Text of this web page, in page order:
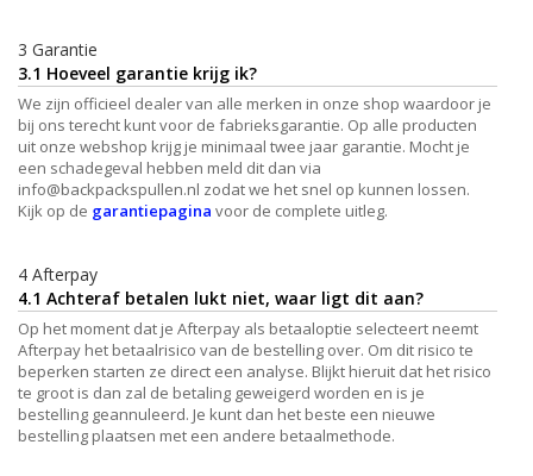
3 Garantie
3.1 Hoeveel garantie krijg ik?
We zijn officieel dealer van alle merken in onze shop waardoor je
bij ons terecht kunt voor de fabrieksgarantie. Op alle producten
uit onze webshop krijg je minimaal twee jaar garantie. Mocht je
een schadegeval hebben meld dit dan via
info@backpackspullen.nl zodat we het snel op kunnen lossen.
Kijk op de garantiepagina voor de complete uitleg.
4 Afterpay
4.1 Achteraf betalen lukt niet, waar ligt dit aan?
Op het moment dat je Afterpay als betaaloptie selecteert neemt
Afterpay het betaalrisico van de bestelling over. Om dit risico te
beperken starten ze direct een analyse. Blijkt hieruit dat het risico
te groot is dan zal de betaling geweigerd worden en is je
bestelling geannuleerd. Je kunt dan het beste een nieuwe
bestelling plaatsen met een andere betaalmethode.